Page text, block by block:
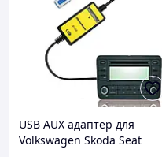
USB AUX адаптер для
Volkswagen Skoda Seat